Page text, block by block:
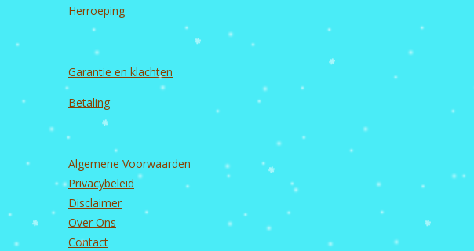
Herroeping
Garantie en klachten
Betaling
Algemene Voorwaarden
Privacybeleid
Disclaimer
Over Ons
Contact